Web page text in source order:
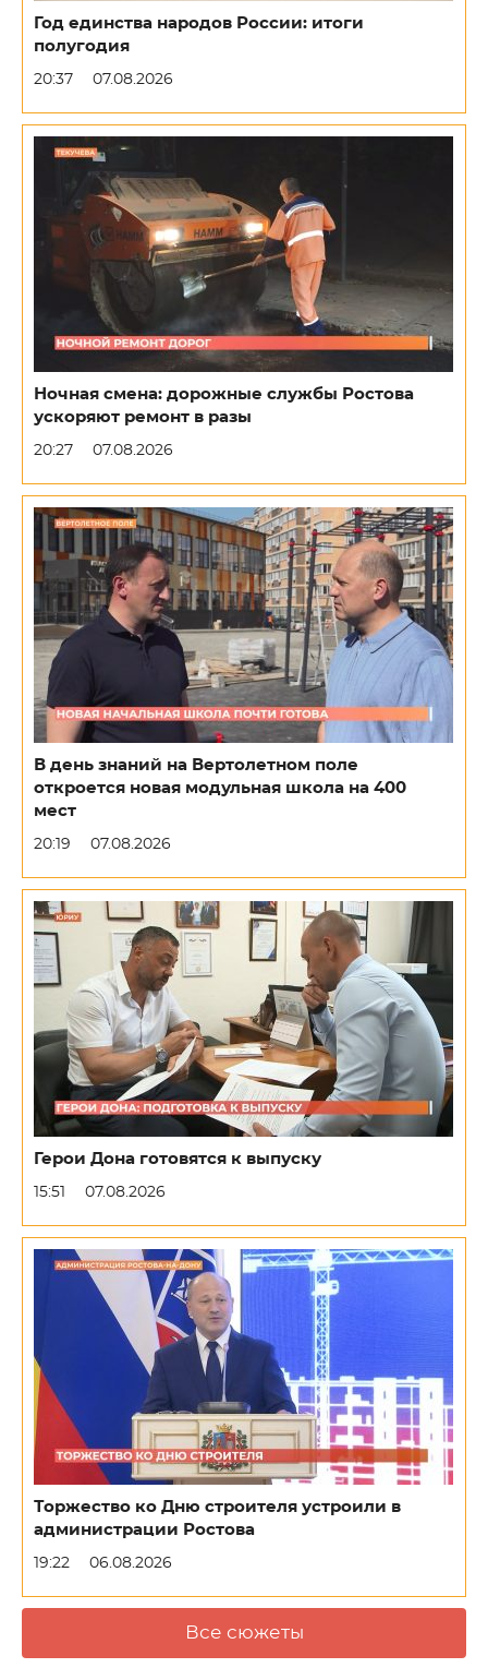
Год единства народов России: итоги
полугодия
20:37 07.08.2026
Ночная смена: дорожные службы Ростова
ускоряют ремонт в разы
20:27 07.08.2026
В день знаний на Вертолетном поле
откроется новая модульная школа на 400
мест
20:19 07.08.2026
Герои Дона готовятся к выпуску
15:51 07.08.2026
Торжество ко Дню строителя устроили в
администрации Ростова
19:22 06.08.2026
Все сюжеты